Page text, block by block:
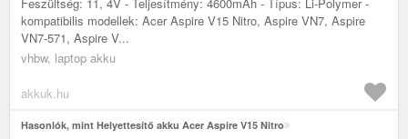
kompatibilis modellek: Acer Aspire V15 Nitro, Aspire VN7, Aspire
VN7-571, Aspire V...
vhbw, laptop akku
akkuk.hu
Hasonlók, mint Helyettesítő akku Acer Aspire V15 Nitro